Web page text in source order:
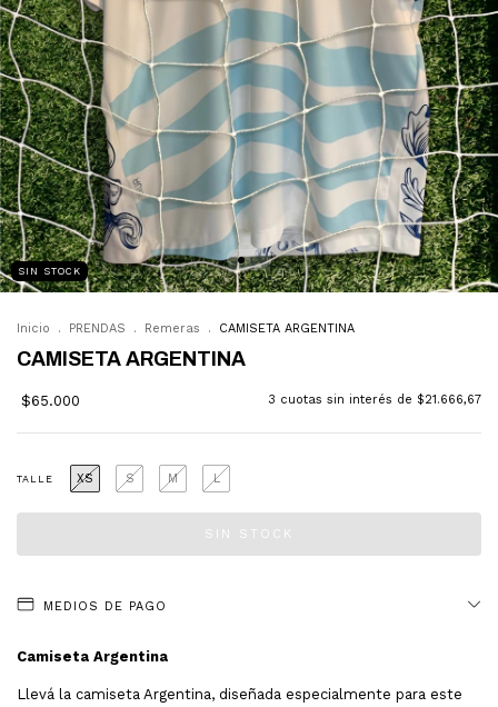
SIN STOCK
Inicio . PRENDAS . Remeras . CAMISETA ARGENTINA
CAMISETA ARGENTINA
$65.000 3 cuotas sin interés de $21.666,67
TALLE XS S M L
MEDIOS DE PAGO
Camiseta Argentina
Llevá la camiseta Argentina, diseñada especialmente para este